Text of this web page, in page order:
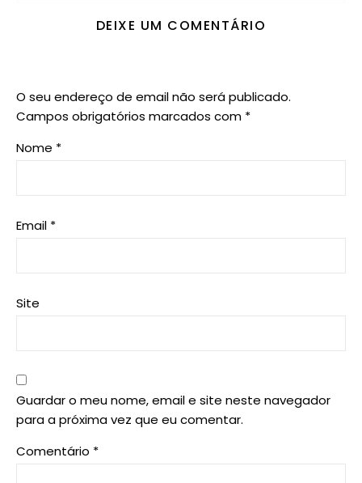
DEIXE UM COMENTÁRIO
O seu endereço de email não será publicado.
Campos obrigatórios marcados com *
Nome *
Email *
Site
Guardar o meu nome, email e site neste navegador
para a próxima vez que eu comentar.
Comentário *